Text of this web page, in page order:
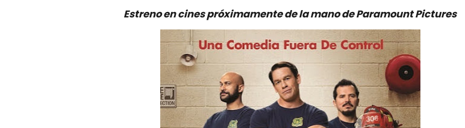
Estreno en cines próximamente de la mano de Paramount Pictures